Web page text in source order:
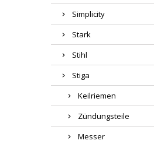
Simplicity
Stark
Stihl
Stiga
Keilriemen
Zündungsteile
Messer